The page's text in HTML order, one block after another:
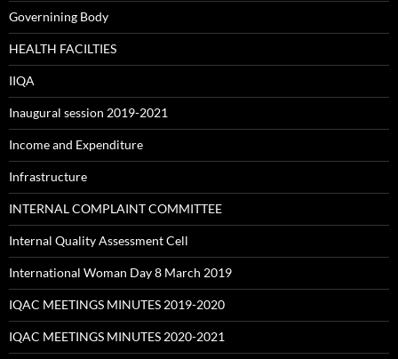
Governining Body
HEALTH FACILTIES
IIQA
Inaugural session 2019-2021
Income and Expenditure
Infrastructure
INTERNAL COMPLAINT COMMITTEE
Internal Quality Assessment Cell
International Woman Day 8 March 2019
IQAC MEETINGS MINUTES 2019-2020
IQAC MEETINGS MINUTES 2020-2021